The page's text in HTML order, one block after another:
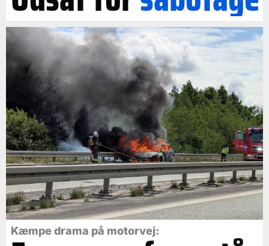
Kæmpe drama på motorvej: